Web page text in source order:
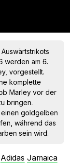
werden am 6.
vorgestellt.
komplette
Marley vor der
bringen.
einen goldgelben
während das
sein wird.
Adidas Jamaica